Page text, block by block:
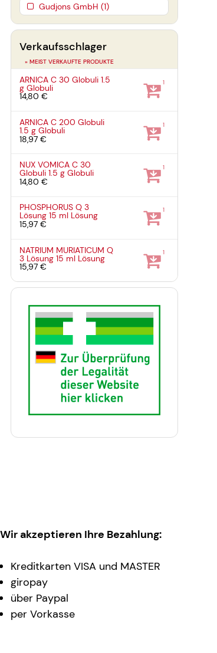
Gudjons GmbH (1)
Verkaufsschlager
» MEIST VERKAUFTE PRODUKTE
ARNICA C 30 Globuli1.5
gGlobuli
14,80 €
1
ARNICA C 200 Globuli
1.5 gGlobuli
18,97 €
1
NUX VOMICA C 30
Globuli1.5 gGlobuli
14,80 €
1
PHOSPHORUS Q 3
Lösung15 ml Lösung
15,97 €
1
NATRIUM MURIATICUM Q
3 Lösung15 ml Lösung
15,97 €
1
Wir akzeptieren Ihre Bezahlung:
Kreditkarten VISA und MASTER
giropay
über Paypal
per Vorkasse